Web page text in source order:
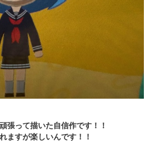
張って描いた自信作です！！
ますが楽しいんです！！